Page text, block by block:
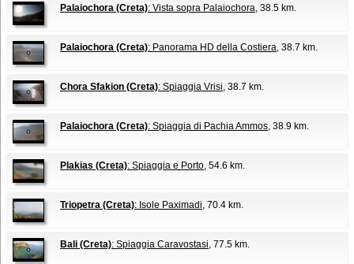
Palaiochora (Creta): Vista sopra Palaiochora , 38.5 km.
Palaiochora (Creta): Panorama HD della Costiera , 38.7 km.
Chora Sfakion (Creta): Spiaggia Vrisi , 38.7 km.
Palaiochora (Creta): Spiaggia di Pachia Ammos , 38.9 km.
Plakias (Creta): Spiaggia e Porto , 54.6 km.
Triopetra (Creta): Isole Paximadi , 70.4 km.
Bali (Creta): Spiaggia Caravostasi , 77.5 km.